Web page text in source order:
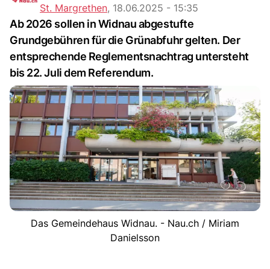
St. Margrethen, 18.06.2025 - 15:35
Ab 2026 sollen in Widnau abgestufte
Grundgebühren für die Grünabfuhr gelten. Der
entsprechende Reglementsnachtrag untersteht
bis 22. Juli dem Referendum.
Das Gemeindehaus Widnau. - Nau.ch / Miriam
Danielsson